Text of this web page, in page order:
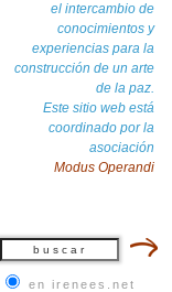
el intercambio de
conocimientos y
experiencias para la
construcción de un arte
de la paz.
Este sitio web está
coordinado por la
asociación
Modus Operandi
en irenees.net